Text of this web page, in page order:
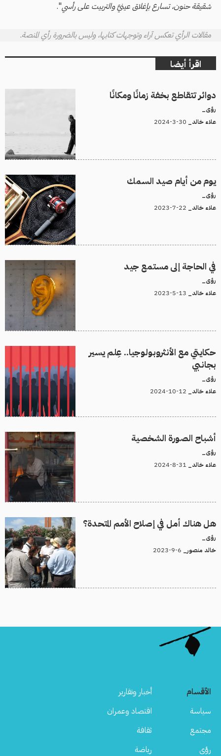
شقيقة حنون، تسارع بإغلاق عينيَّ والتربيت على رأسي".
مقالات الرأي تعكس آراء وتوجهات كتابها، وليس بالضرورة رأي المنصة.
اقرأ أيضا
دوائر تتقاطع بخفة زمانًا ومكانًا
رؤى_
علاء خالد_
يوم من أيام صيد السمك
رؤى_
علاء خالد_
في الحاجة إلى مستمع جيد
رؤى_
علاء خالد_
حكايتي مع الأنثروبولوجيا.. عِلم يسير
بجانبي
رؤى_
علاء خالد_
أشباح الصورة الشخصية
رؤى_
علاء خالد_
هل هناك أمل في إصلاح الأمم المتحدة؟
رؤى_
خالد منصور_
الأقسام
أخبار وتقارير
سياسة
اقتصاد وعمران
مجتمع
ثقافة
رؤى
رياضة